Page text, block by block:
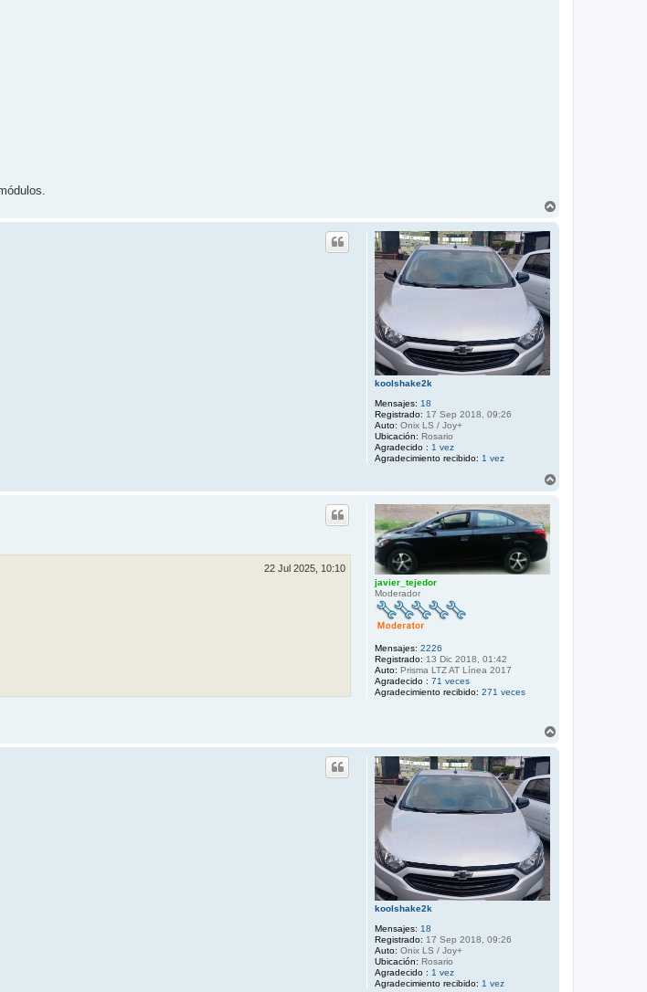
koolshake2k
Mensajes: 18
Registrado: 17 Sep 2018, 09:26
Auto: Onix LS / Joy+
Ubicación: Rosario
Agradecido : 1 vez
Agradecimiento recibido: 1 vez
javier_tejedor
Moderador
Mensajes: 2226
Registrado: 13 Dic 2018, 01:42
Auto: Prisma LTZ AT Línea 2017
Agradecido : 71 veces
Agradecimiento recibido: 271 veces
22 Jul 2025, 10:10
koolshake2k
Mensajes: 18
Registrado: 17 Sep 2018, 09:26
Auto: Onix LS / Joy+
Ubicación: Rosario
Agradecido : 1 vez
Agradecimiento recibido: 1 vez